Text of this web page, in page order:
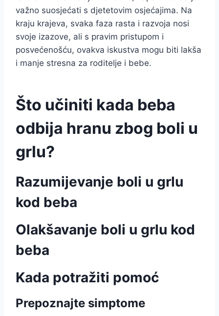
važno suosjećati s djetetovim osjećajima. Na
kraju krajeva, svaka faza rasta i razvoja nosi
svoje izazove, ali s pravim pristupom i
posvećenošću, ovakva iskustva mogu biti lakša
i manje stresna za roditelje i bebe.
Što učiniti kada beba
odbija hranu zbog boli u
grlu?
Razumijevanje boli u grlu
kod beba
Olakšavanje boli u grlu kod
beba
Kada potražiti pomoć
Prepoznajte simptome